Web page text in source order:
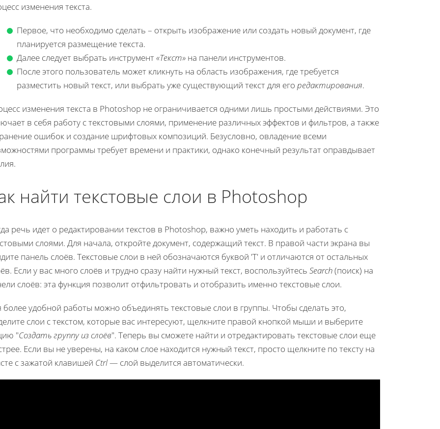
изменения текста.
Первое, что необходимо сделать – открыть изображение или создать новый документ, где
планируется размещение текста.
Далее следует выбрать инструмент«Текст» на панели инструментов.
После этого пользователь может кликнуть на область изображения, где требуется
разместить новый текст, или выбрать уже существующий текст для его редактирования.
изменения текста в Photoshop не ограничивается одними лишь простыми действиями. Это
в себя работу с текстовыми слоями, применение различных эффектов и фильтров, а также
ошибок и создание шрифтовых композиций. Безусловно, овладение всеми
программы требует времени и практики, однако конечный результат оправдывает
найти текстовые слои в Photoshop
речь идет о редактировании текстов в Photoshop, важно уметь находить и работать с
слоями. Для начала, откройте документ, содержащий текст. В правой части экрана вы
панель слоёв. Текстовые слои в ней обозначаются буквой 'Т' и отличаются от остальных
Если у вас много слоёв и трудно сразу найти нужный текст, воспользуйтесь Search(поиск) на
слоёв: эта функция позволит отфильтровать и отобразить именно текстовые слои.
более удобной работы можно объединять текстовые слои в группы. Чтобы сделать это,
слои с текстом, которые вас интересуют, щелкните правой кнопкой мыши и выберите
"Создать группу из слоёв". Теперь вы сможете найти и отредактировать текстовые слои еще
Если вы не уверены, на каком слое находится нужный текст, просто щелкните по тексту на
с зажатой клавишей Ctrl— слой выделится автоматически.